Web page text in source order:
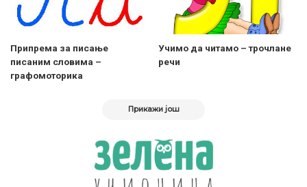
Припрема за писање
писаним словима –
графомоторика
Учимо да читамо – трочлане
речи
Прикажи још